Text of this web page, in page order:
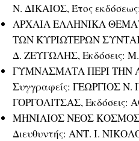
Ν. ΔΙΚΑΙΟΣ, Έτος
ΑΡΧΑΙΑ ΕΛΛΗΝΙΚΑ
ΤΩΝ ΚΥΡΙΩΤΕΡΩΝ
Δ. ΖΕΥΓΩΛΗΣ, Εκδόσεις:
ΓΥΜΝΑΣΜΑΤΑ ΠΕΡΙ ΤΗΝ
Συγγραφείς: ΓΕΩΡΓΙΟΣ
ΓΟΡΓΟΛΙΤΣΑΣ, Εκδόσεις:
ΜΗΝΙΑΙΟΣ ΝΕΟΣ
Διευθυντής: ΑΝΤ. Ι.